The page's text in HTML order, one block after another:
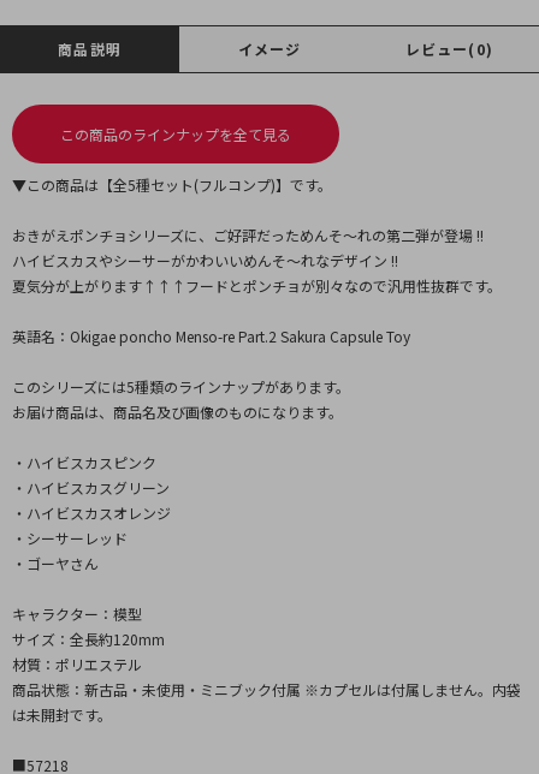
商品説明 イメージ レビュー(0)
この商品のラインナップを全て見る
▼この商品は【全5種セット(フルコンプ)】です。
おきがえポンチョシリーズに、ご好評だっためんそ～れの第二弾が登場 !!
ハイビスカスやシーサーがかわいいめんそ～れなデザイン !!
夏気分が上がります↑↑↑フードとポンチョが別々なので汎用性抜群です。
英語名：Okigae poncho Menso-re Part.2 Sakura Capsule Toy
このシリーズには5種類のラインナップがあります。
お届け商品は、商品名及び画像のものになります。
・ハイビスカスピンク
・ハイビスカスグリーン
・ハイビスカスオレンジ
・シーサーレッド
・ゴーヤさん
キャラクター：模型
サイズ：全長約120mm
材質：ポリエステル
商品状態：新古品・未使用・ミニブック付属 ※カプセルは付属しません。内袋
は未開封です。
■57218